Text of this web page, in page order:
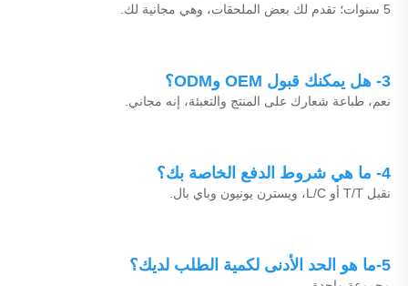
5 سنوات؛ تقدم لك بعض الملحقات، وهي مجانية لك.
3- هل يمكنك قبول OEM وODM؟
نعم، طباعة شعارك على المنتج والتعبئة، إنه مجاني.
4- ما هي شروط الدفع الخاصة بك؟
نقبل T/T أو L/C، ويسترن يونيون وباي بال.
5-ما هو الحد الأدنى لكمية الطلب لديك؟